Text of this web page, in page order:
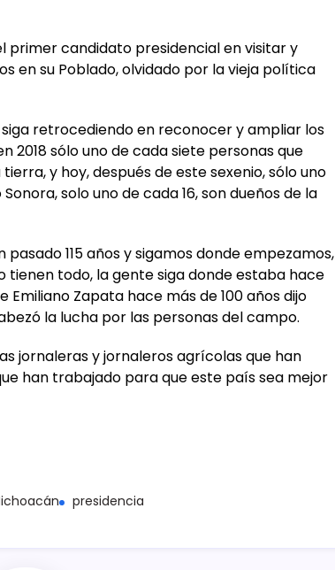
primer candidato presidencial en visitar y
en su Poblado, olvidado por la vieja política
retrocediendo en reconocer y ampliar los
2018 sólo uno de cada siete personas que
y hoy, después de este sexenio, sólo uno
solo uno de cada 16, son dueños de la
115 años y sigamos donde empezamos,
tienen todo, la gente siga donde estaba hace
Emiliano Zapata hace más de 100 años dijo
la lucha por las personas del campo.
jornaleras y jornaleros agrícolas que han
han trabajado para que este país sea mejor
presidencia